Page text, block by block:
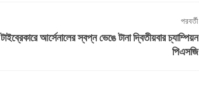
পরবর্তী
টাইব্রেকারে আর্সেনালের স্বপ্ন ভেঙে টানা দ্বিতীয়বার চ্যাম্পিয়ন
পিএসজি